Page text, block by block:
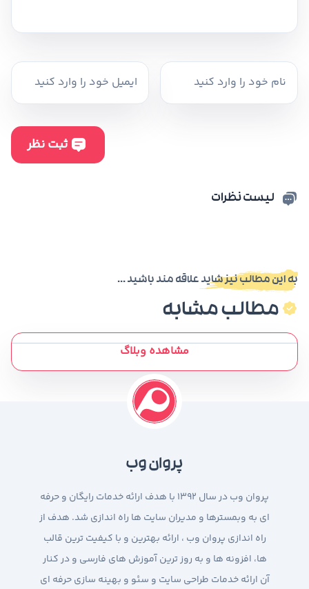
لیست نظرات
به این مطالب نیز شاید علاقه مند باشید ...
مطالب مشابه
مشاهده وبلاگ
پروان وب
پروان وب در سال 1392 با هدف ارائه خدمات رایگان و حرفه
ای به وبمسترها و مدیران سایت ها راه اندازی شد. هدف از
راه اندازی پروان وب ، ارائه بهترین و با کیفیت ترین قالب
ها، افزونه ها و به روز ترین آموزش های فارسی و در کنار
آن ارائه خدمات طراحی سایت و سئو و بهینه سازی حرفه ای